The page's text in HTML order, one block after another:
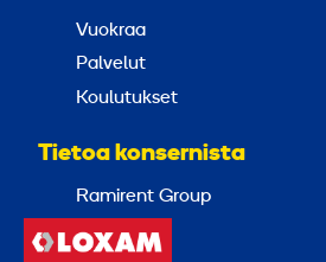
Vuokraa
Palvelut
Koulutukset
Tietoa konsernista
Ramirent Group